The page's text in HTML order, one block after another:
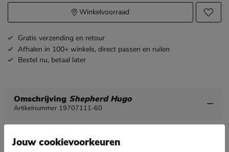
Winkelvoorraad
Gratis verzending en retour
Afhalen in 100+ winkels, direct passen en ruilen
Bestel nu, betaal later
Omschrijving Shepherd Hugo
Artikelnummer 19707111-60
Jouw cookievoorkeuren